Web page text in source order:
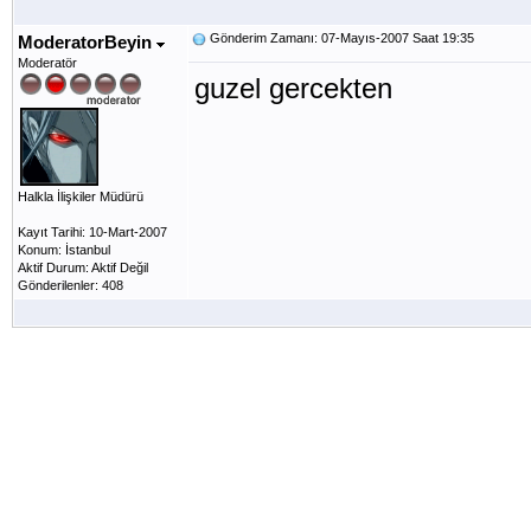
ModeratorBeyin
Moderatör
Halkla İlişkiler Müdürü
Kayıt Tarihi: 10-Mart-2007
Konum: İstanbul
Aktif Durum: Aktif Değil
Gönderilenler: 408
Gönderim Zamanı: 07-Mayıs-2007 Saat 19:35
guzel gercekten